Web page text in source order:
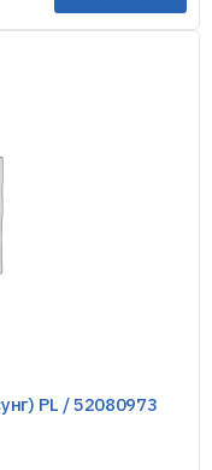
PL / 52080973